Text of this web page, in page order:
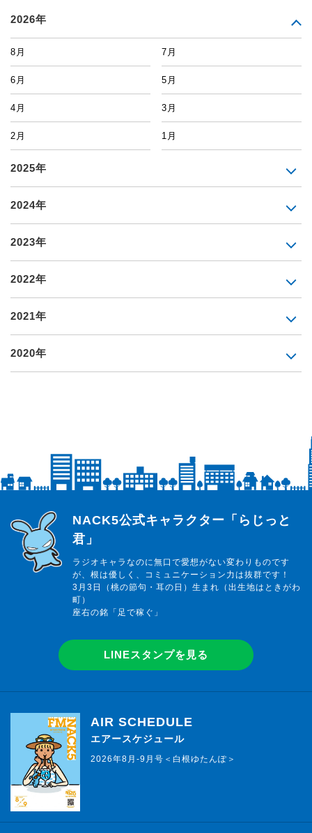
2026年
8月 7月
6月 5月
4月 3月
2月 1月
2025年
2024年
2023年
2022年
2021年
2020年
らじっと君
NACK5公式キャラクター「らじっと
君」
ラジオキャラなのに無口で愛想がない変わりものです
が、根は優しく、コミュニケーション力は抜群です！
3月3日（桃の節句・耳の日）生まれ（出生地はときがわ
町）
座右の銘「足で稼ぐ」
LINEスタンプを見る
AIR SCHEDULE
エアースケジュール
2026年8月-9月号＜白根ゆたんぽ＞